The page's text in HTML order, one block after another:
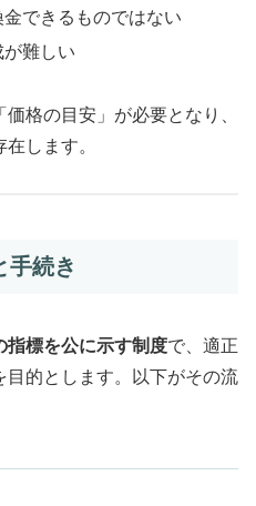
できるものではない
難しい
格の目安」が必要となり、
します。
手続き
指標を公に示す制度で、適正
的とします。以下がその流